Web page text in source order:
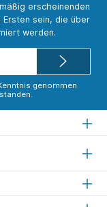
erscheinenden
sein, die über
werden.
genommen